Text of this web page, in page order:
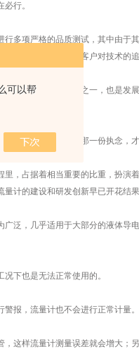
可以帮
行。
项严格的品质测试，其中由于
的同时，满足更多客户对技术的追
必经的发展道路之一，也是发
拥有属于自己的那一份执念，
占据着相当重要的比重，扮演
计的建设和研发创新早已开花结果
，几乎适用于大部分的液体导
下也是无法正常使用的。
报，流量计也不会进行正常计量。
样流量计测量误差就会增大；